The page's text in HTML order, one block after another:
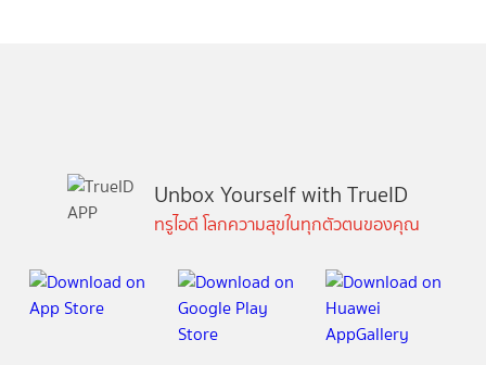
Unbox Yourself with TrueID
ทรูไอดี โลกความสุขในทุกตัวตนของคุณ